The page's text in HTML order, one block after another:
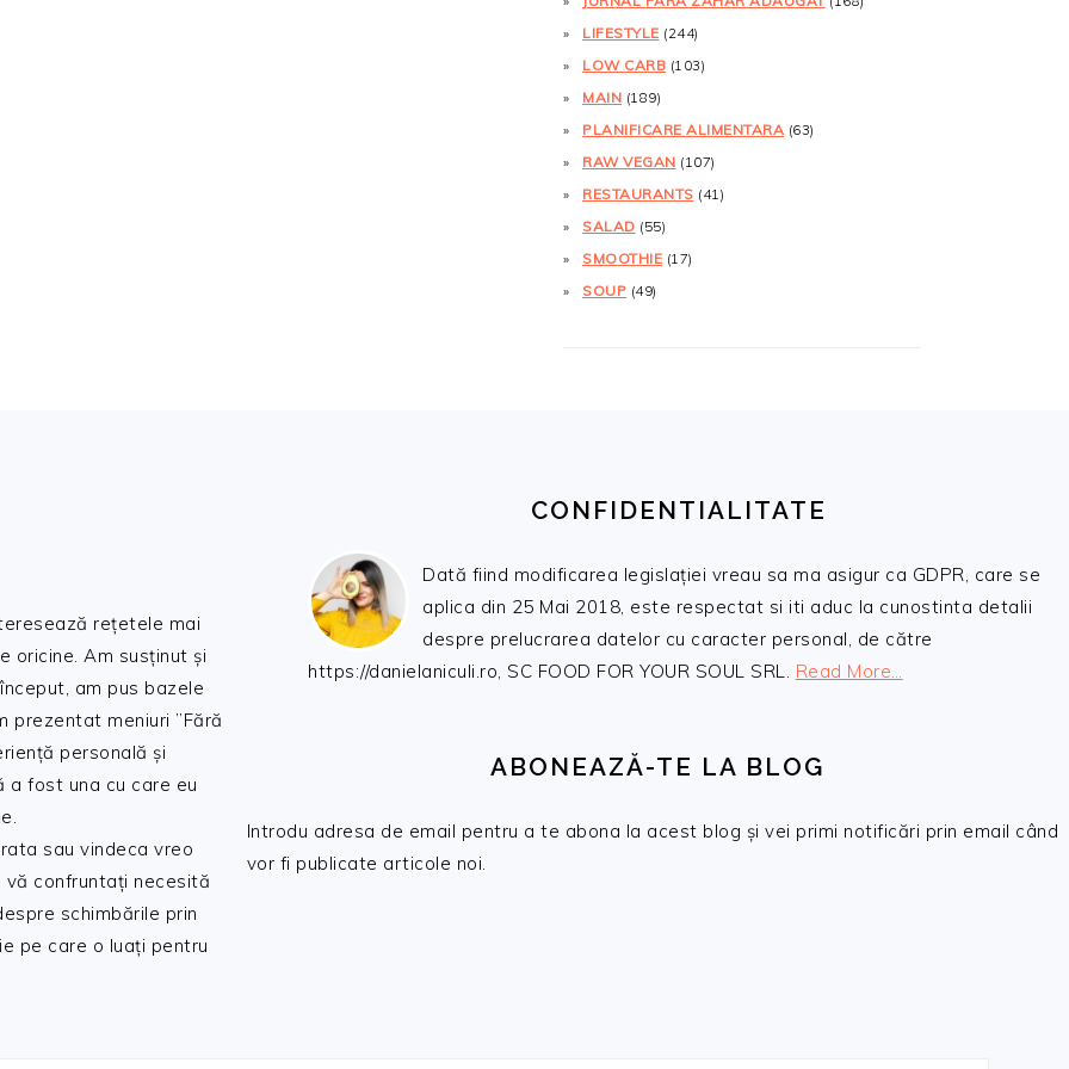
LIFESTYLE (244)
LOW CARB (103)
MAIN (189)
PLANIFICARE ALIMENTARA (63)
RAW VEGAN (107)
RESTAURANTS (41)
SALAD (55)
SMOOTHIE (17)
SOUP (49)
rețetele mai
oricine. Am susținut și
am pus bazele
prezentat meniuri ”Fără
personală și
a fost una cu care eu
sau vindeca vreo
confruntați necesită
schimbările prin
pe care o luați pentru
CONFIDENTIALITATE
Dată fiind modificarea legislației vreau sa ma asigur ca GDPR, care se
aplica din 25 Mai 2018, este respectat si iti aduc la cunostinta detalii
despre prelucrarea datelor cu caracter personal, de către
https://danielaniculi.ro, SC FOOD FOR YOUR SOUL SRL. Read More…
ABONEAZĂ-TE LA BLOG
Introdu adresa de email pentru a te abona la acest blog și vei primi notificări prin email când
vor fi publicate articole noi.